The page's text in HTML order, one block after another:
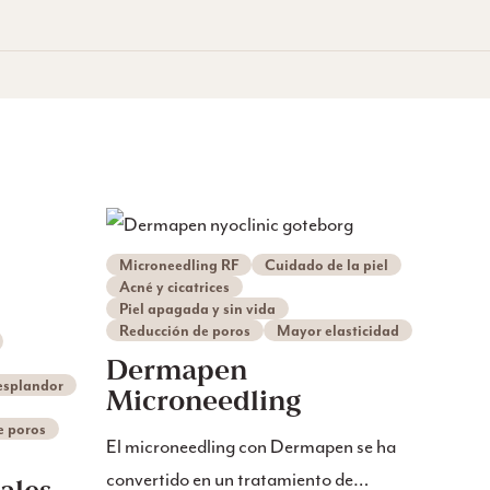
poros
Microneedling RF
Cuidado de la piel
Acné y cicatrices
Piel apagada y sin vida
Reducción de poros
Mayor elasticidad
Dermapen
Microneedling
El microneedling con Dermapen se ha
convertido en un tratamiento de